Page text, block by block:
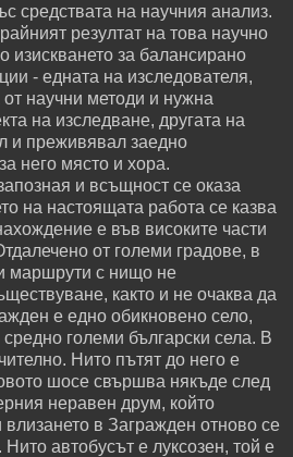
средствата на научния анализ.
резултат на това научно
изискването за балансирано
- едната на изследователя,
научни методи и нужна
на изследване, другата на
и преживявал заедно
него място и хора.
и всъщност се оказа
на настоящата работа се казва
е във високите части
от големи градове, в
маршрути с нищо не
както и не очаква да
е едно обикновено село,
големи български села. В
Нито пътят до него е
шосе свършва някъде след
неравен друм, който
в Загражден отново се
автобусът е луксозен, той е